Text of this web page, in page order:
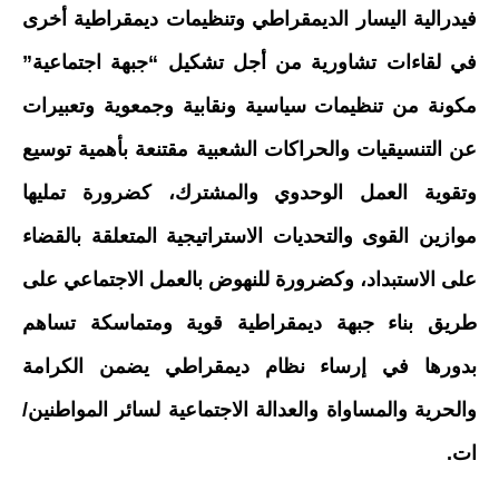
فيدرالية اليسار الديمقراطي وتنظيمات ديمقراطية أخرى
في لقاءات تشاورية من أجل تشكيل “جبهة اجتماعية”
مكونة من تنظيمات سياسية ونقابية وجمعوية وتعبيرات
عن التنسيقيات والحراكات الشعبية مقتنعة بأهمية توسيع
وتقوية العمل الوحدوي والمشترك، كضرورة تمليها
موازين القوى والتحديات الاستراتيجية المتعلقة بالقضاء
على الاستبداد، وكضرورة للنهوض بالعمل الاجتماعي على
طريق بناء جبهة ديمقراطية قوية ومتماسكة تساهم
بدورها في إرساء نظام ديمقراطي يضمن الكرامة
والحرية والمساواة والعدالة الاجتماعية لسائر المواطنين/
ات.